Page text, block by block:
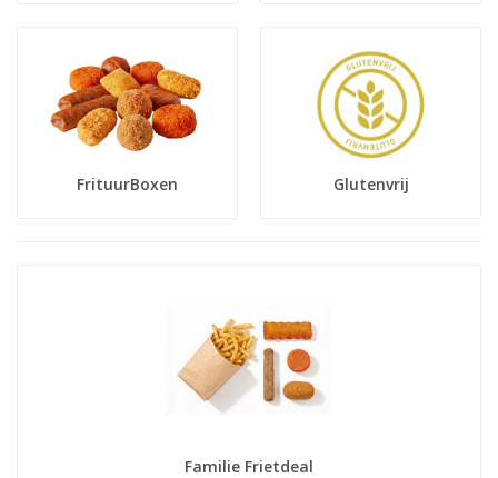
FrituurBoxen Glutenvrij
Familie Frietdeal